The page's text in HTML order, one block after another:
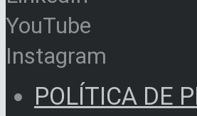
YouTube
Instagram
POLÍTICA DE